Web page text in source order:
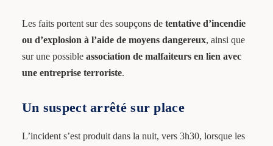
Les faits portent sur des soupçons de tentative d’incendie
ou d’explosion à l’aide de moyens dangereux, ainsi que
sur une possible association de malfaiteurs en lien avec
une entreprise terroriste.
Un suspect arrêté sur place
L’incident s’est produit dans la nuit, vers 3h30, lorsque les